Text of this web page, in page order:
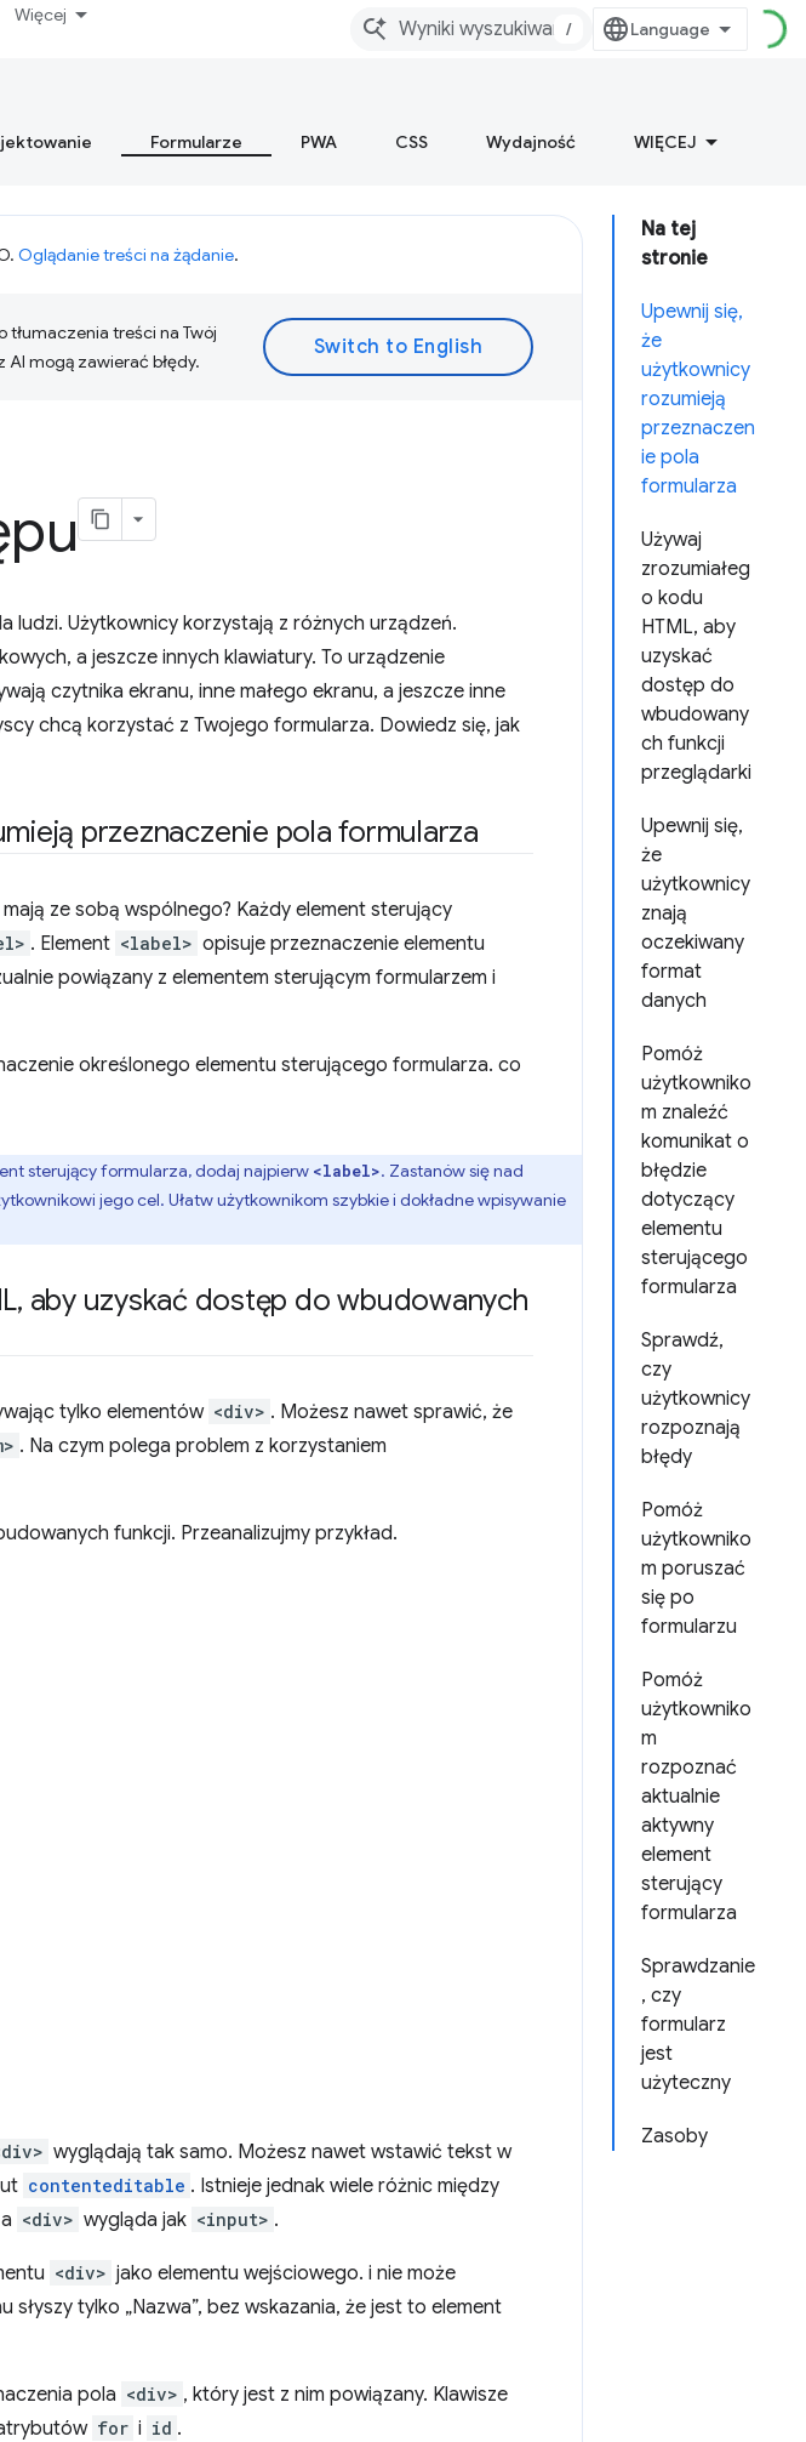
Więcej
/
Formularze PWA CSS Wydajność WIĘCEJ
Na tej
stronie
Upewnij się,
że
użytkownicy
rozumieją
przeznaczen
ie pola
formularza
Używaj
zrozumiałeg
o kodu
HTML, aby
uzyskać
dostęp do
wbudowany
ch funkcji
przeglądarki
Upewnij się,
że
użytkownicy
znają
oczekiwany
format
danych
Pomóż
użytkowniko
m znaleźć
komunikat o
błędzie
dotyczący
elementu
sterującego
formularza
Sprawdź,
czy
użytkownicy
rozpoznają
błędy
Pomóż
użytkowniko
m poruszać
się po
formularzu
Pomóż
użytkowniko
m
rozpoznać
aktualnie
aktywny
element
sterujący
formularza
Sprawdzanie
, czy
formularz
jest
użyteczny
Zasoby
Oglądanie treści na żądanie.
treści na Twój
mogą zawierać błędy.
ludzi. Użytkownicy korzystają z różnych urządzeń.
a jeszcze innych klawiatury. To urządzenie
czytnika ekranu, inne małego ekranu, a jeszcze inne
chcą korzystać z Twojego formularza. Dowiedz się, jak
przeznaczenie pola formularza
mają ze sobą wspólnego? Każdy element sterujący
. Element <label> opisuje przeznaczenie elementu
powiązany z elementem sterującym formularzem i
określonego elementu sterującego formularza. co
sterujący formularza, dodaj najpierw <label>. Zastanów się nad
jego cel. Ułatw użytkownikom szybkie i dokładne wpisywanie
, aby uzyskać dostęp do wbudowanych
tylko elementów <div> . Możesz nawet sprawić, że
. Na czym polega problem z korzystaniem
funkcji. Przeanalizujmy przykład.
wyglądają tak samo. Możesz nawet wstawić tekst w
contenteditable . Istnieje jednak wiele różnic między
a <div> wygląda jak <input> .
<div> jako elementu wejściowego. i nie może
tylko „Nazwa”, bez wskazania, że jest to element
pola <div> , który jest z nim powiązany. Klawisze
for i id .